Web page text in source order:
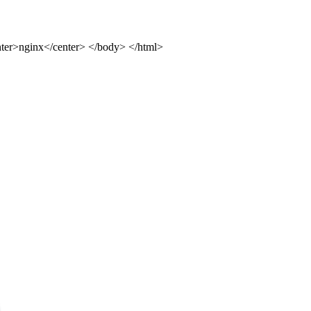
center> </body> </html>